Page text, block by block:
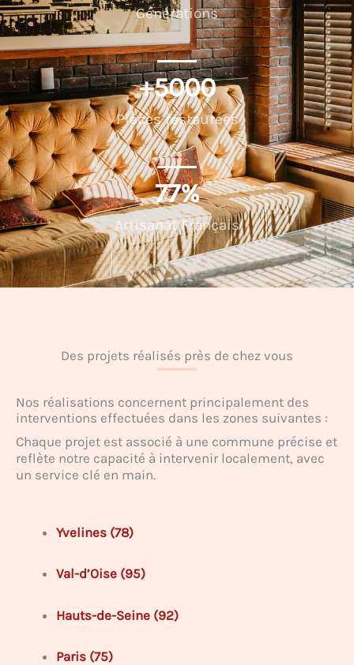
Générations
Pièces restaurées
+5000
Artisanat Français
100%
Des projets réalisés près de chez vous
Nos réalisations concernent principalement des
interventions effectuées dans les zones suivantes :
Chaque projet est associé à une commune précise et
reflète notre capacité à intervenir localement, avec
un service clé en main.
Yvelines (78)
Val-d’Oise (95)
Hauts-de-Seine (92)
Paris (75)